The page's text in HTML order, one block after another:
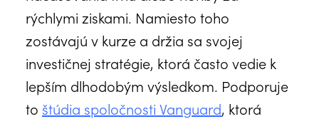
rýchlymi ziskami. Namiesto toho
zostávajú v kurze a držia sa svojej
investičnej stratégie, ktorá často vedie k
lepším dlhodobým výsledkom. Podporuje
to štúdia spoločnosti Vanguard, ktorá